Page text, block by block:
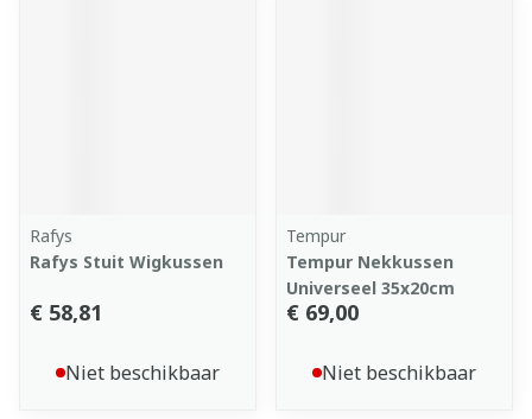
Rafys
Rafys Stuit Wigkussen
€ 58,81
Niet beschikbaar
Tempur
Tempur Nekkussen
Universeel 35x20cm
€ 69,00
Niet beschikbaar